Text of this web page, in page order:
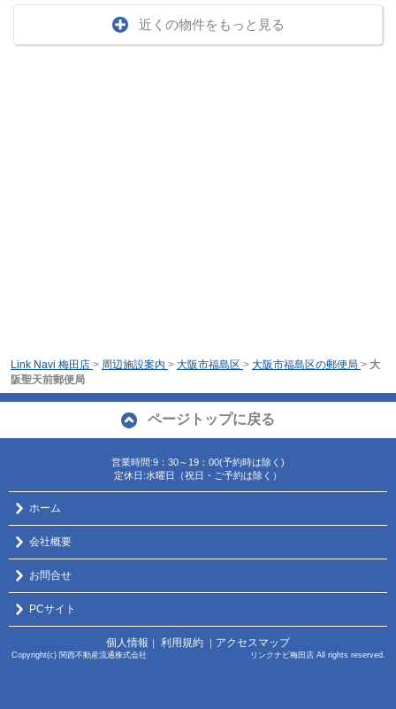
近くの物件をもっと見る
Link Navi 梅田店 > 周辺施設案内 > 大阪市福島区 > 大阪市福島区の郵便局 > 大
阪聖天前郵便局
ページトップに戻る
営業時間:9：30～19：00(予約時は除く)
定休日:水曜日（祝日・ご予約は除く）
ホーム
会社概要
お問合せ
PCサイト
個人情報 ｜ 利用規約 ｜ アクセスマップ
Copyright(c) 関西不動産流通株式会社 リンクナビ梅田店 All rights reserved.